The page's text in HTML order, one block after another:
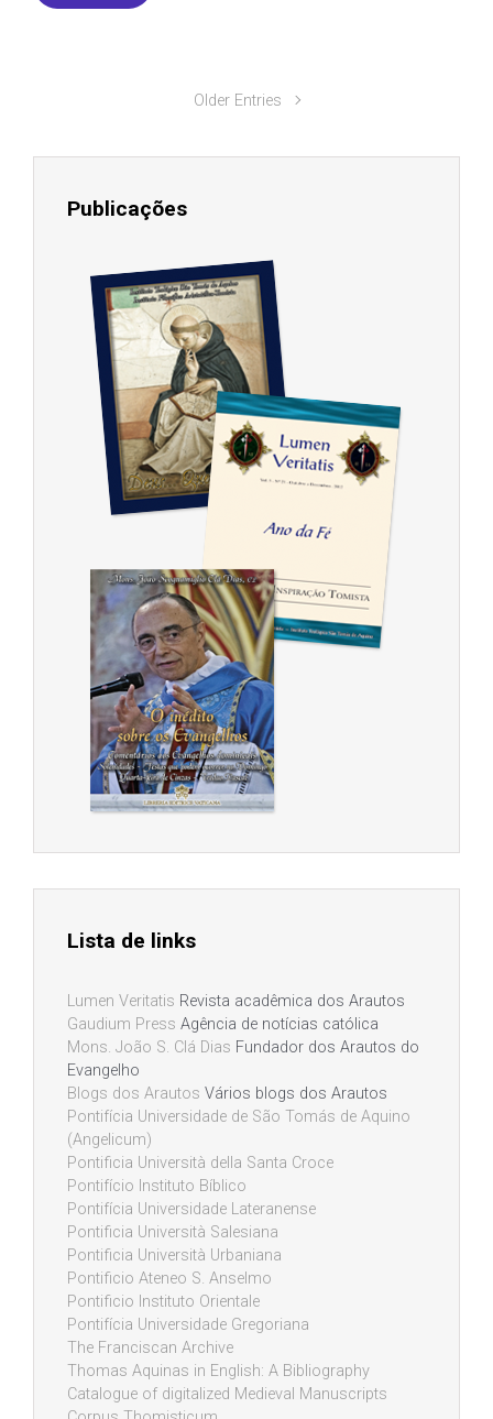
Older Entries
Publicações
Lista de links
Lumen Veritatis Revista acadêmica dos Arautos
Gaudium Press Agência de notícias católica
Mons. João S. Clá Dias Fundador dos Arautos do
Evangelho
Blogs dos Arautos Vários blogs dos Arautos
Pontifícia Universidade de São Tomás de Aquino
(Angelicum)
Pontificia Università della Santa Croce
Pontifício Instituto Bíblico
Pontifícia Universidade Lateranense
Pontificia Università Salesiana
Pontificia Università Urbaniana
Pontificio Ateneo S. Anselmo
Pontificio Instituto Orientale
Pontifícia Universidade Gregoriana
The Franciscan Archive
Thomas Aquinas in English: A Bibliography
Catalogue of digitalized Medieval Manuscripts